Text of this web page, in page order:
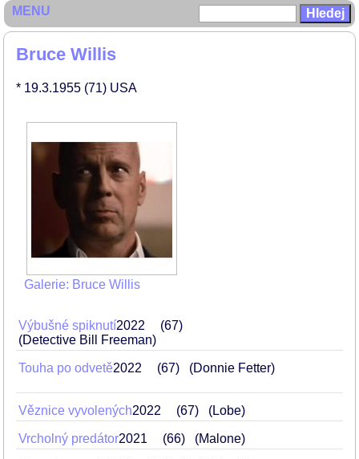
Bruce Willis
* 19.3.1955 (71) USA
Galerie: Bruce Willis
Výbušné spiknutí2022
67
(Detective Bill Freeman)
Touha po odvetě2022 67 (Donnie Fetter)
Věznice vyvolených2022 67 (Lobe)
Vrcholný predátor2021 66 (Malone)
MENU